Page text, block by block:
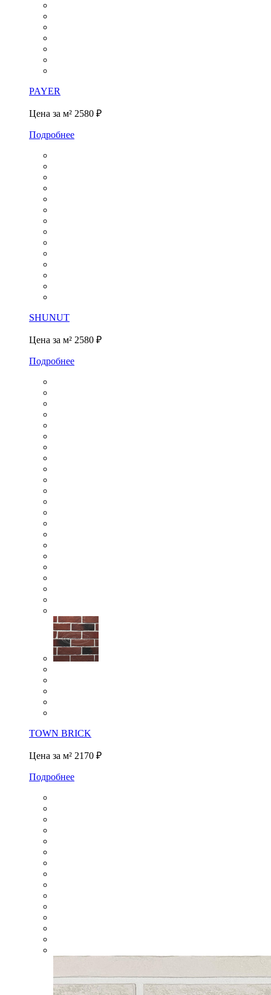
PAYER
Цена за м² 2580 ₽
Подробнее
SHUNUT
Цена за м² 2580 ₽
Подробнее
TOWN BRICK
Цена за м² 2170 ₽
Подробнее